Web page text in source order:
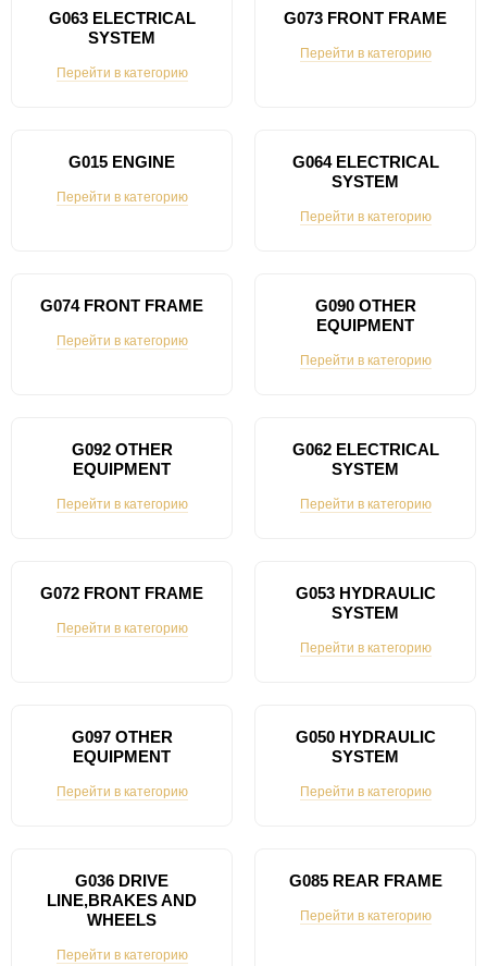
G063 ELECTRICAL
SYSTEM
Перейти в категорию
G073 FRONT FRAME
Перейти в категорию
G015 ENGINE
Перейти в категорию
G064 ELECTRICAL
SYSTEM
Перейти в категорию
G074 FRONT FRAME
Перейти в категорию
G090 OTHER
EQUIPMENT
Перейти в категорию
G092 OTHER
EQUIPMENT
Перейти в категорию
G062 ELECTRICAL
SYSTEM
Перейти в категорию
G072 FRONT FRAME
Перейти в категорию
G053 HYDRAULIC
SYSTEM
Перейти в категорию
G097 OTHER
EQUIPMENT
Перейти в категорию
G050 HYDRAULIC
SYSTEM
Перейти в категорию
G036 DRIVE
LINE,BRAKES AND
WHEELS
Перейти в категорию
G085 REAR FRAME
Перейти в категорию